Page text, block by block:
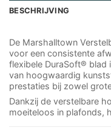
BESCHRIJVING
De Marshalltown
voor een consistente
flexibele DuraSoft® blad
van hoogwaardig
prestaties bij zowel
Dankzij de verstelbare
moeiteloos in plafonds,